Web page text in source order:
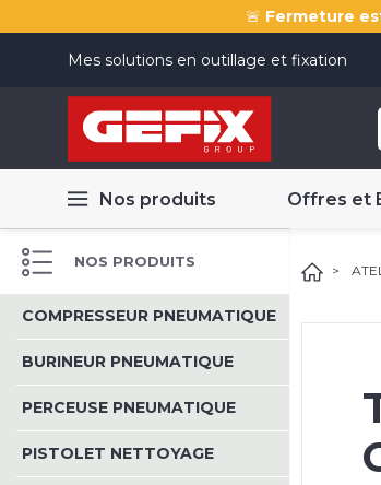
🚨 Fermeture
Mes solutions en outillage et fixation
Nos produits Offres et
NOS PRODUITS
COMPRESSEUR PNEUMATIQUE
BURINEUR PNEUMATIQUE
PERCEUSE PNEUMATIQUE
PISTOLET NETTOYAGE